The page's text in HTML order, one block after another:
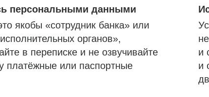
персональными данными
якобы «сотрудник банка» или
органов»,
в переписке и не озвучивайте
платёжные или паспортные
и
и